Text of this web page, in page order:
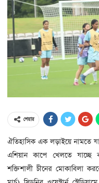
শেয়ার
ঐতিহাসিক এক লড়াইয়ে নামতে
এশিয়ান কাপে খেলতে যাচ্ছে
শক্তিশালী চীনের মোকাবিলা